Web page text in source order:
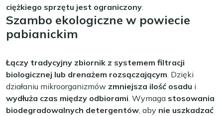
ciężkiego sprzętu jest ograniczony.
Szambo ekologiczne w powiecie
pabianickim
Łączy tradycyjny zbiornik z systemem filtracji
biologicznej lub drenażem rozsączającym. Dzięki
działaniu mikroorganizmów zmniejsza ilość osadu i
wydłuża czas między odbiorami. Wymaga stosowania
biodegradowalnych detergentów, aby nie uszkadzać